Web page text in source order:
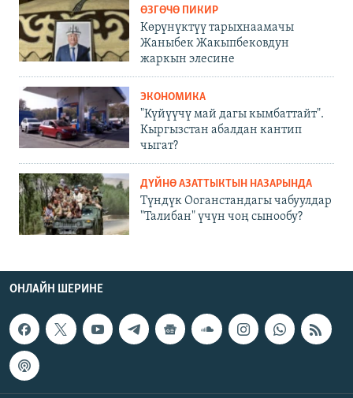
ӨЗГӨЧӨ ПИКИР
Көрүнүктүү тарыхнаамачы
Жаныбек Жакыпбековдун
жаркын элесине
ЭКОНОМИКА
"Күйүүчү май дагы кымбаттайт".
Кыргызстан абалдан кантип
чыгат?
ДҮЙНӨ АЗАТТЫКТЫН НАЗАРЫНДА
Түндүк Ооганстандагы чабуулдар
"Талибан" үчүн чоң сынообу?
ОНЛАЙН ШЕРИНЕ